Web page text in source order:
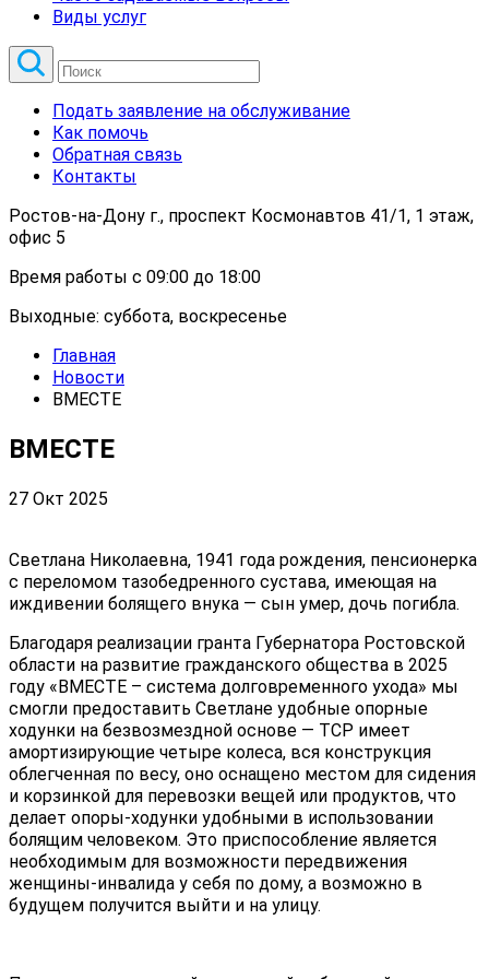
Виды услуг
Подать заявление на обслуживание
Как помочь
Обратная связь
Контакты
Ростов-на-Дону г., проспект Космонавтов 41/1, 1 этаж,
офис 5
Время работы с 09:00 до 18:00
Выходные: суббота, воскресенье
Главная
Новости
ВМЕСТЕ
ВМЕСТЕ
27 Окт 2025
Светлана Николаевна, 1941 года рождения, пенсионерка
с переломом тазобедренного сустава, имеющая на
иждивении болящего внука — сын умер, дочь погибла.
Благодаря реализации гранта Губернатора Ростовской
области на развитие гражданского общества в 2025
году «ВМЕСТЕ – система долговременного ухода» мы
смогли предоставить Светлане удобные опорные
ходунки на безвозмездной основе — ТСР имеет
амортизирующие четыре колеса, вся конструкция
облегченная по весу, оно оснащено местом для сидения
и корзинкой для перевозки вещей или продуктов, что
делает опоры-ходунки удобными в использовании
болящим человеком. Это приспособление является
необходимым для возможности передвижения
женщины-инвалида у себя по дому, а возможно в
будущем получится выйти и на улицу.